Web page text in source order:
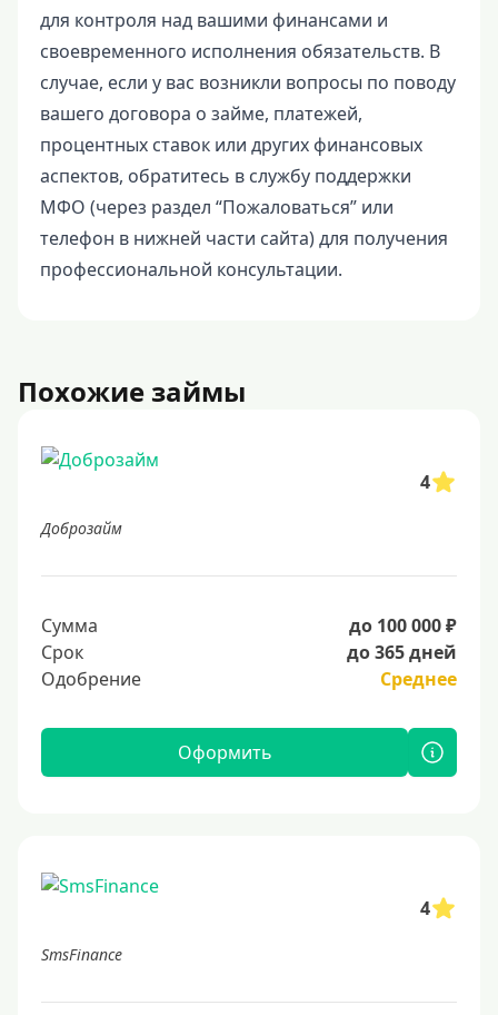
для контроля над вашими финансами и
своевременного исполнения обязательств. В
случае, если у вас возникли вопросы по поводу
вашего договора о займе, платежей,
процентных ставок или других финансовых
аспектов, обратитесь в службу поддержки
МФО (через раздел “Пожаловаться” или
телефон в нижней части сайта) для получения
профессиональной консультации.
Похожие займы
4
Доброзайм
Сумма
до 100 000 ₽
Срок
до 365 дней
Одобрение
Среднее
Оформить
4
SmsFinance